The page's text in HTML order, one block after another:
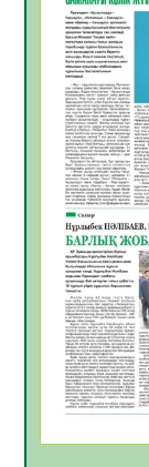
Көкжөтел
06.08.2026
АПВ
06.08.2026
Open Air:
06.08.2026
ЖАРҚЫН
МӘЖІЛІС
05.08.2026